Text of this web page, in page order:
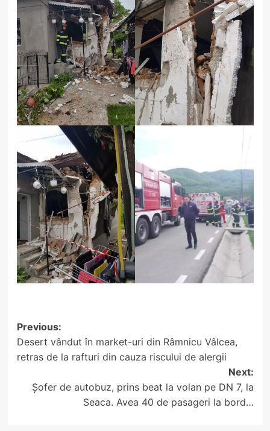
Post
navigation
Previous:
Desert vândut în market-uri din Râmnicu Vâlcea,
retras de la rafturi din cauza riscului de alergii
Next:
Șofer de autobuz, prins beat la volan pe DN 7, la
Seaca. Avea 40 de pasageri la bord…